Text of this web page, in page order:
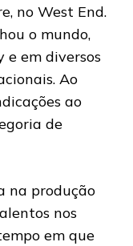
no West End.
o mundo,
e em diversos
Ao
ao
de
na produção
nos
em que